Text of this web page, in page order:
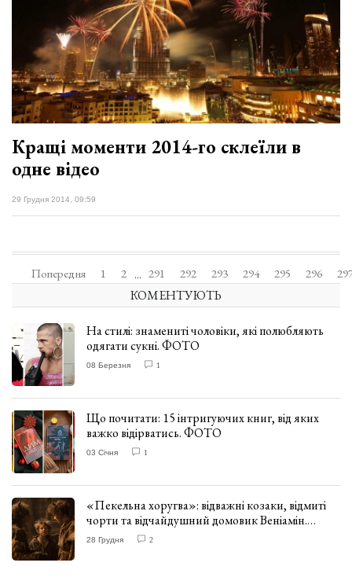
Кращі моменти 2014-го склеїли в
одне відео
29 Грудня 2014, 09:59
Попередня 1 2 ... 291 292 293 294 295 296
КОМЕНТУЮТЬ
На стилі: знамениті чоловіки, які полюбляють
одягати сукні. ФОТО
08 Березня 1
Що почитати: 15 інтригуючих книг, від яких
важко відірватись. ФОТО
03 Січня 1
«Пекельна хоругва»: відважні козаки, відмиті
чорти та відчайдушний домовик Веніамін.
ВІДГУК
28 Грудня 2